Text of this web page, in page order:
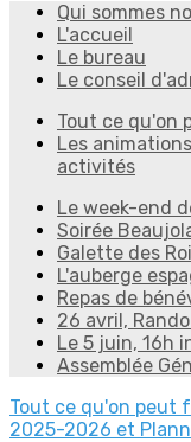
Qui sommes
L'accueil
Le bureau
Le conseil
Tout ce qu'on
Les
activités
Le week-end
Soirée
Galette des
L'auberge
Repas de
26 avril,
Le 5 juin, 16h
Assemblée
Tout ce qu'on peut
2025-2026 et